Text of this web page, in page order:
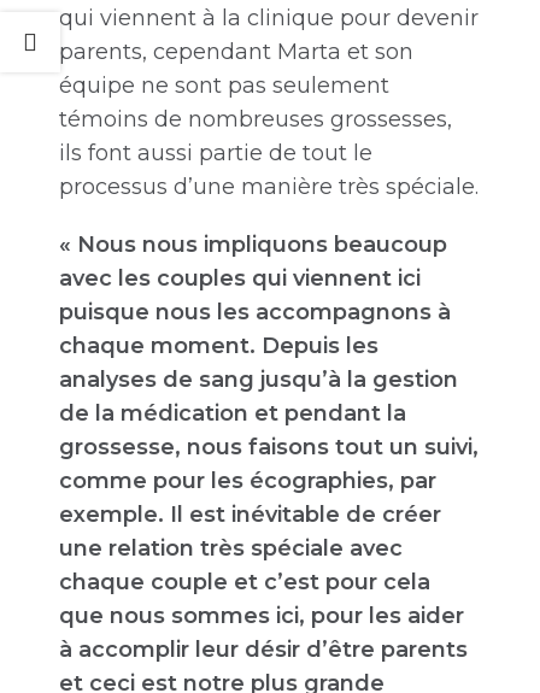
qui viennent à la clinique pour devenir
parents, cependant Marta et son
équipe ne sont pas seulement
témoins de nombreuses grossesses,
ils font aussi partie de tout le
processus d’une manière très spéciale.
« Nous nous impliquons beaucoup
avec les couples qui viennent ici
puisque nous les accompagnons à
chaque moment. Depuis les
analyses de sang jusqu’à la gestion
de la médication et pendant la
grossesse, nous faisons tout un suivi,
comme pour les écographies, par
exemple. Il est inévitable de créer
une relation très spéciale avec
chaque couple et c’est pour cela
que nous sommes ici, pour les aider
à accomplir leur désir d’être parents
et ceci est notre plus grande